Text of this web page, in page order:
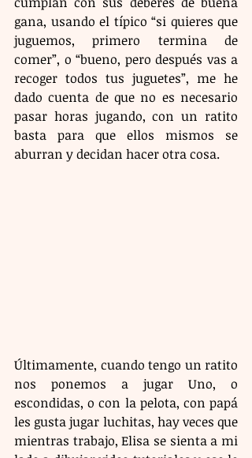
gana, usando el típico “si quieres que
juguemos, primero termina de
comer”, o “bueno, pero después vas a
recoger todos tus juguetes”, me he
dado cuenta de que no es necesario
pasar horas jugando, con un ratito
basta para que ellos mismos se
aburran y decidan hacer otra cosa.
Últimamente, cuando tengo un ratito
nos ponemos a jugar Uno, o
escondidas, o con la pelota, con papá
les gusta jugar luchitas, hay veces que
mientras trabajo, Elisa se sienta a mi